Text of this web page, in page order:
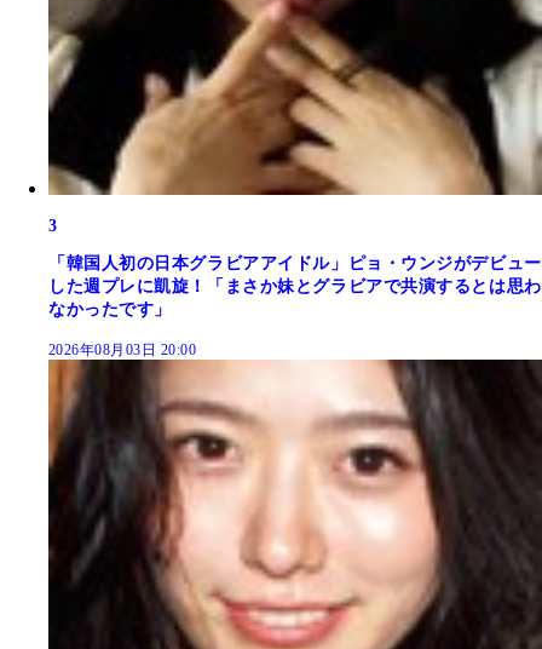
3
「韓国人初の日本グラビアアイドル」ピョ・ウンジがデビュー
した週プレに凱旋！「まさか妹とグラビアで共演するとは思わ
なかったです」
2026年08月03日 20:00